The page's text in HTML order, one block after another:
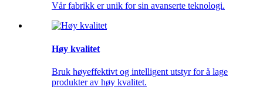
Vår fabrikk er unik for sin avanserte teknologi.
Høy kvalitet
Bruk høyeffektivt og intelligent utstyr for å lage
produkter av høy kvalitet.